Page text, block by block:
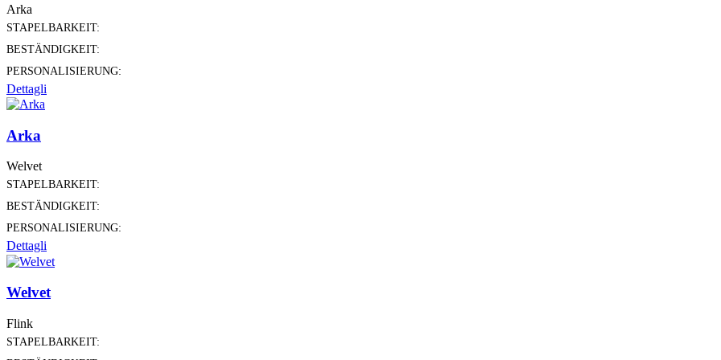
Arka
STAPELBARKEIT:
BESTÄNDIGKEIT:
PERSONALISIERUNG:
Dettagli
Arka
Welvet
STAPELBARKEIT:
BESTÄNDIGKEIT:
PERSONALISIERUNG:
Dettagli
Welvet
Flink
STAPELBARKEIT: